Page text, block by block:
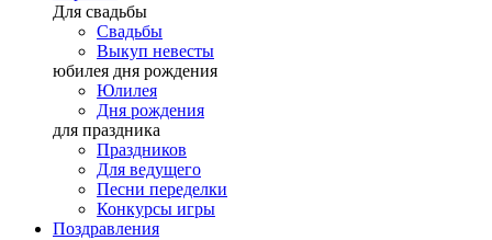
Для свадьбы
Свадьбы
Выкуп невесты
юбилея дня рождения
Юлилея
Дня рождения
для праздника
Праздников
Для ведущего
Песни переделки
Конкурсы игры
Поздравления